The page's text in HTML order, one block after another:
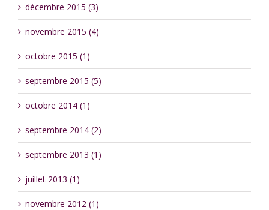
décembre 2015 (3)
novembre 2015 (4)
octobre 2015 (1)
septembre 2015 (5)
octobre 2014 (1)
septembre 2014 (2)
septembre 2013 (1)
juillet 2013 (1)
novembre 2012 (1)